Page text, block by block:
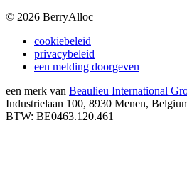
© 2026 BerryAlloc
cookiebeleid
privacybeleid
een melding doorgeven
een merk van Beaulieu International
Industrielaan 100, 8930 Menen,
BTW: BE0463.120.461